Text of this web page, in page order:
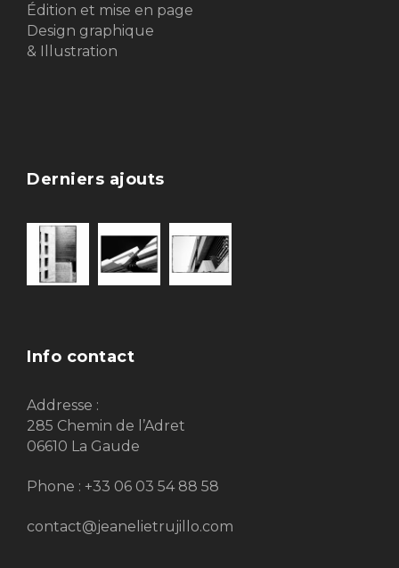
Édition et mise en page
Design graphique
& Illustration
Derniers ajouts
Info contact
Addresse :
285 Chemin de l’Adret
06610 La Gaude
Phone : +33 06 03 54 88 58
contact@jeanelietrujillo.com